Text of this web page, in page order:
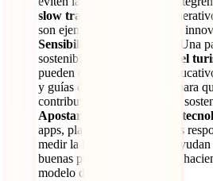
slow travel
, el turismo
son ejemplos claros de cómo
Sensibilizar a los viajeros:
Una
sostenible es la
educación del
pueden ofrecer contenido
y guías de buenas prácticas para
contribuyan activamente a la
Apostar por la innovación
apps, plataformas de reservas
medir la huella de carbono ayudan
buenas prácticas sostenibles,
modelo de negocio.